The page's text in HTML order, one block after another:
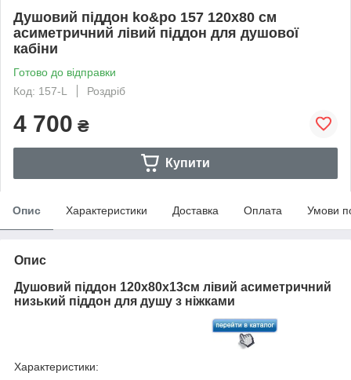
Душовий піддон ko&po 157 120х80 см
асиметричний лiвий піддон для душової
кабіни
Готово до відправки
Код: 157-L
Роздріб
4 700 ₴
Купити
Опис Характеристики Доставка Оплата Умови
Опис
Душовий піддон 120х80х13см лiвий асиметричний
низький піддон для душу з ніжками
Характеристики: